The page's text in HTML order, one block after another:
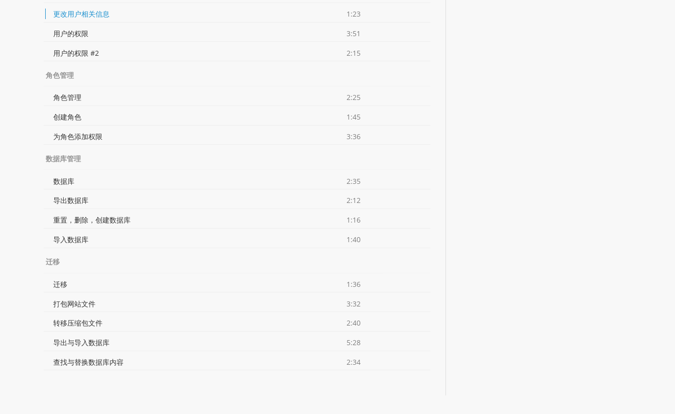
更改用户相关信息 1:23
用户的权限 3:51
用户的权限 #2 2:15
角色管理
角色管理 2:25
创建角色 1:45
为角色添加权限 3:36
数据库管理
数据库 2:35
导出数据库 2:12
重置，删除，创建数据库 1:16
导入数据库 1:40
迁移
迁移 1:36
打包网站文件 3:32
转移压缩包文件 2:40
导出与导入数据库 5:28
查找与替换数据库内容 2:34